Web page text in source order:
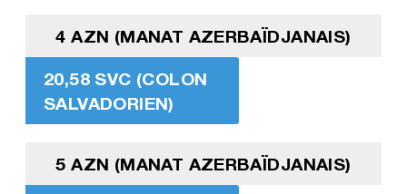
4 AZN (MANAT AZERBAÏDJANAIS)
20,58 SVC (COLON
SALVADORIEN)
5 AZN (MANAT AZERBAÏDJANAIS)